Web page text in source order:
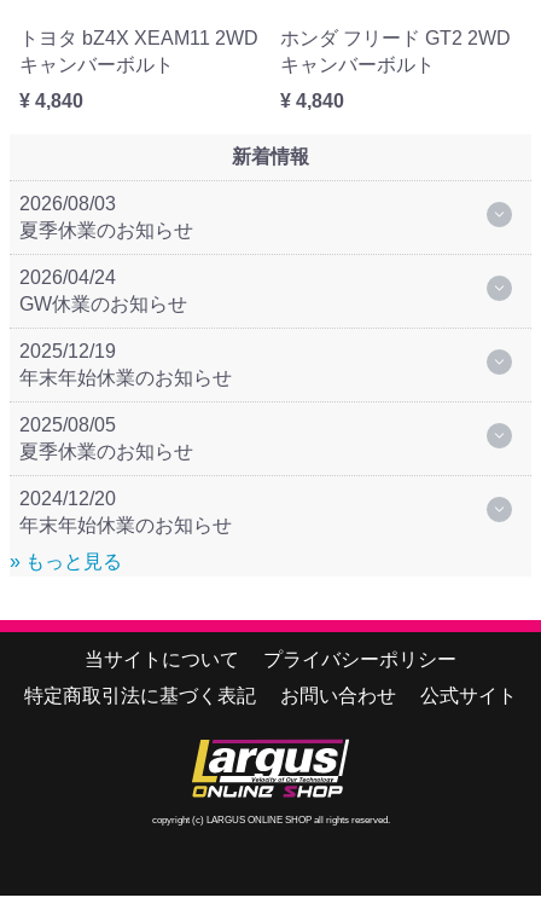
トヨタ bZ4X XEAM11 2WD
キャンバーボルト
¥ 4,840
ホンダ フリード GT2 2WD
キャンバーボルト
¥ 4,840
新着情報
2026/08/03
夏季休業のお知らせ
2026/04/24
GW休業のお知らせ
2025/12/19
年末年始休業のお知らせ
2025/08/05
夏季休業のお知らせ
2024/12/20
年末年始休業のお知らせ
» もっと見る
当サイトについて
プライバシーポリシー
特定商取引法に基づく表記
お問い合わせ 公式サイト
copyright (c) LARGUS ONLINE SHOP all rights reserved.